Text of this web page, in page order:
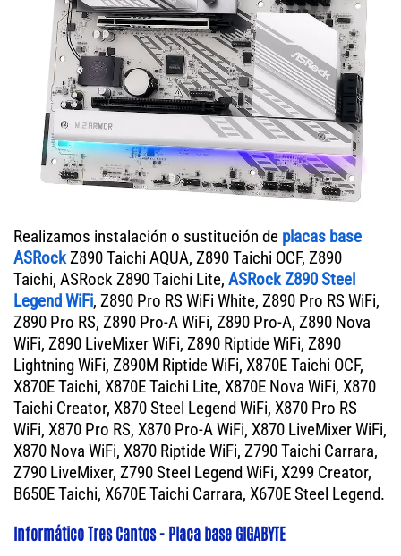
Realizamos instalación o sustitución de placas base
ASRockZ890 Taichi AQUA, Z890 Taichi OCF, Z890
Taichi, ASRock Z890 Taichi Lite, ASRock Z890 Steel
Legend WiFi, Z890 Pro RS WiFi White, Z890 Pro RS WiFi,
Z890 Pro RS, Z890 Pro-A WiFi, Z890 Pro-A, Z890 Nova
WiFi, Z890 LiveMixer WiFi, Z890 Riptide WiFi, Z890
Lightning WiFi, Z890M Riptide WiFi, X870E Taichi OCF,
X870E Taichi, X870E Taichi Lite, X870E Nova WiFi, X870
Taichi Creator, X870 Steel Legend WiFi, X870 Pro RS
WiFi, X870 Pro RS, X870 Pro-A WiFi, X870 LiveMixer WiFi,
X870 Nova WiFi, X870 Riptide WiFi, Z790 Taichi Carrara,
Z790 LiveMixer, Z790 Steel Legend WiFi, X299 Creator,
B650E Taichi, X670E Taichi Carrara, X670E Steel Legend.
Informático Tres Cantos - Placa base GIGABYTE